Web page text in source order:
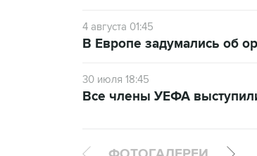
4 августа 01:45
В Европе задумались об
30 июля 18:45
Все члены УЕФА